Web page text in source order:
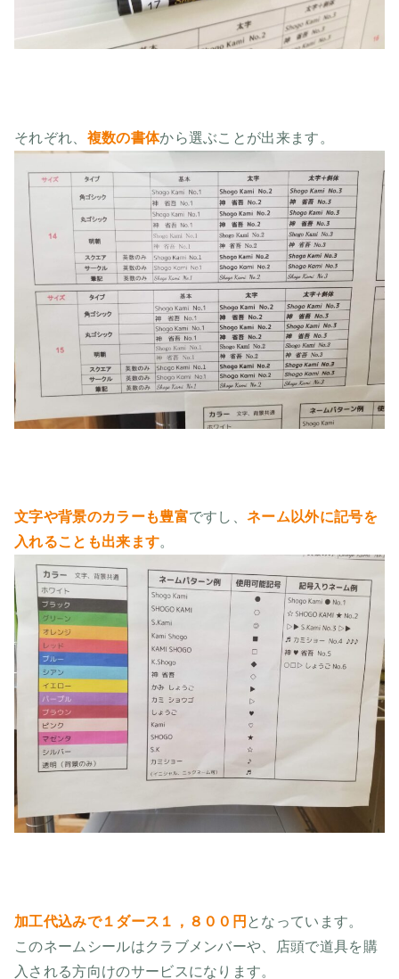
それぞれ、 複数の書体から選ぶことが出来ます。
文字や背景のカラーも豊富ですし、ネーム以外に記号を
入れることも出来ます。
加工代込みで１ダース１，８００円 となっています。
このネームシールはクラブメンバーや、店頭で道具を購
入される方向けのサービスになります。